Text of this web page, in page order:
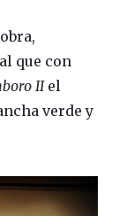
que con
IIel
verde y